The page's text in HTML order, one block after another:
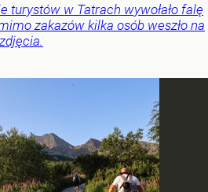
turystów w Tatrach wywołało falę
zakazów kilka osób weszło na